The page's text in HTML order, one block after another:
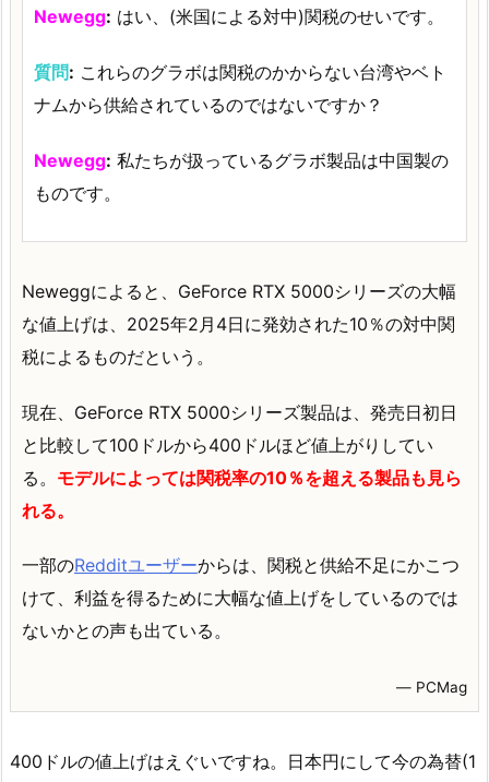
Newegg: はい、(米国による対中)関税のせいです。
質問: これらのグラボは関税のかからない台湾やベト
ナムから供給されているのではないですか？
Newegg: 私たちが扱っているグラボ製品は中国製の
ものです。
Neweggによると、GeForce RTX 5000シリーズの大幅
な値上げは、2025年2月4日に発効された10％の対中関
税によるものだという。
現在、GeForce RTX 5000シリーズ製品は、発売日初日
と比較して100ドルから400ドルほど値上がりしてい
る。 モデルによっては関税率の10％を超える製品も見ら
れる。
一部のRedditユーザーからは、関税と供給不足にかこつ
けて、利益を得るために大幅な値上げをしているのでは
ないかとの声も出ている。
― PCMag
400ドルの値上げはえぐいですね。日本円にして今の為替(1